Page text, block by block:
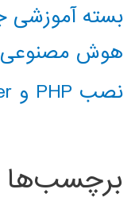
بسته آموزشی
هوش مصنوعی
نصب PHP و composer در ویندوز 10
برچسب‌ها